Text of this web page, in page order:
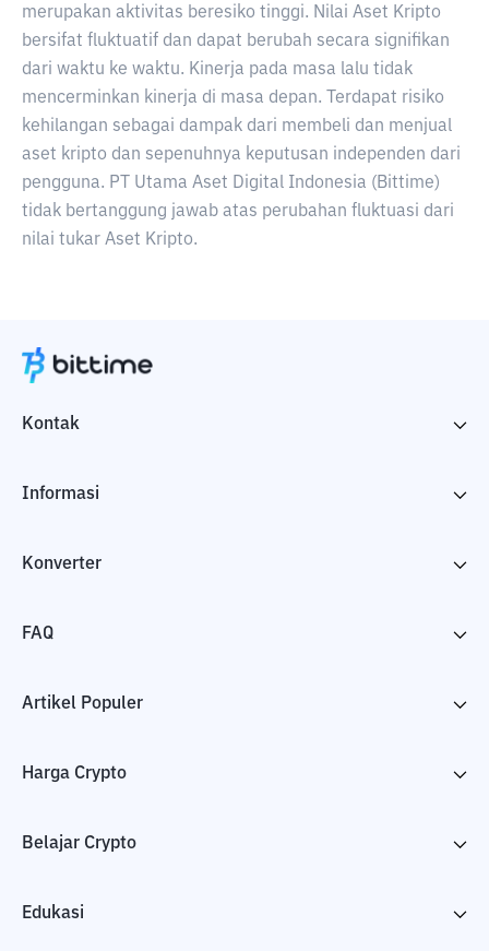
merupakan aktivitas beresiko tinggi. Nilai Aset Kripto
bersifat fluktuatif dan dapat berubah secara signifikan
dari waktu ke waktu. Kinerja pada masa lalu tidak
mencerminkan kinerja di masa depan. Terdapat risiko
kehilangan sebagai dampak dari membeli dan menjual
aset kripto dan sepenuhnya keputusan independen dari
pengguna. PT Utama Aset Digital Indonesia (Bittime)
tidak bertanggung jawab atas perubahan fluktuasi dari
nilai tukar Aset Kripto.
Kontak
Informasi
Konverter
FAQ
Artikel Populer
Harga Crypto
Belajar Crypto
Edukasi